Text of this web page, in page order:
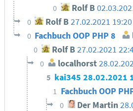
0 Rolf B
0 Rolf B27.02.2021 19:20
0 Fachbuch OOP PHP 8
0 Rolf B27.02.2021
0 localhorst
5 kai34528.02.2021
1 Fachbuch OOP
0 Der Martin